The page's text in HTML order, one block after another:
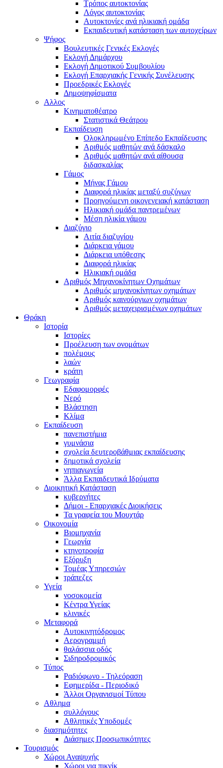
Τρόπος αυτοκτονίας
Λόγος αυτοκτονίας
Αυτοκτονίες ανά ηλικιακή ομάδα
Εκπαιδευτική κατάσταση των αυτοχείρων
Ψήφος
Βουλευτικές Γενικές Εκλογές
Εκλογή Δημάρχου
Εκλογή Δημοτικού Συμβουλίου
Εκλογή Επαρχιακής Γενικής Συνέλευσης
Προεδρικές Εκλογές
Δημοψηφίσματα
Αλλος
Κινηματοθέατρο
Στατιστικά Θεάτρου
Εκπαίδευση
Ολοκληρωμένο Επίπεδο Εκπαίδευσης
Αριθμός μαθητών ανά δάσκαλο
Αριθμός μαθητών ανά αίθουσα
διδασκαλίας
Γάμος
Μήνας Γάμου
Διαφορά ηλικίας μεταξύ συζύγων
Προηγούμενη οικογενειακή κατάσταση
Ηλικιακή ομάδα παντρεμένων
Μέση ηλικία γάμου
Διαζύγιο
Αιτία διαζυγίου
Διάρκεια γάμου
Διάρκεια υπόθεσης
Διαφορά ηλικίας
Ηλικιακή ομάδα
Αριθμός Μηχανοκίνητων Οχημάτων
Αριθμός μηχανοκίνητων οχημάτων
Αριθμός καινούργιων οχημάτων
Αριθμός μεταχειρισμένων οχημάτων
Θράκη
Ιστορία
Ιστορίες
Προέλευση των ονομάτων
πολέμους
λαών
κράτη
Γεωγραφία
Εδαφομορφές
Νερό
Βλάστηση
Κλίμα
Εκπαίδευση
πανεπιστήμια
γυμνάσια
σχολεία δευτεροβάθμιας εκπαίδευσης
δημοτικά σχολεία
νηπιαγωγεία
Άλλα Εκπαιδευτικά Ιδρύματα
Διοικητική Κατάσταση
κυβερνήτες
Δήμοι - Επαρχιακές Διοικήσεις
Τα γραφεία του Μουχτάρ
Οικονομία
Βιομηχανία
Γεωργία
κτηνοτροφία
Εξόρυξη
Τομέας Υπηρεσιών
τράπεζες
Υγεία
νοσοκομεία
Κέντρα Υγείας
κλινικές
Μεταφορά
Αυτοκινητόδρομος
Αερογραμμή
θαλάσσια οδός
Σιδηροδρομικός
Τύπος
Ραδιόφωνο - Τηλεόραση
Εφημερίδα - Περιοδικό
Άλλοι Οργανισμοί Τύπου
Αθλημα
συλλόγους
Αθλητικές Υποδομές
διασημότητες
Διάσημες Προσωπικότητες
Τουρισμός
Χώροι Αναψυχής
Χώροι για πικνίκ